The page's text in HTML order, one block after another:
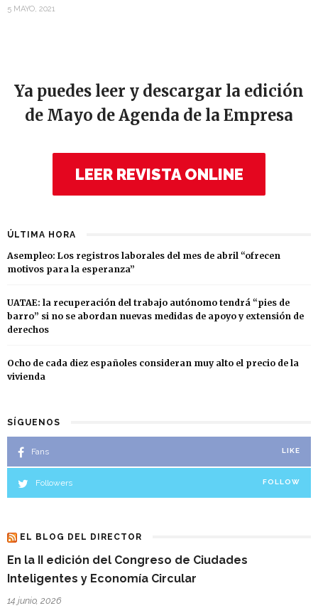
5 MAYO, 2021
Ya puedes leer y descargar la edición
de Mayo de Agenda de la Empresa
LEER REVISTA ONLINE
ÚLTIMA HORA
Asempleo: Los registros laborales del mes de abril “ofrecen
motivos para la esperanza”
UATAE: la recuperación del trabajo autónomo tendrá “pies de
barro” si no se abordan nuevas medidas de apoyo y extensión de
derechos
Ocho de cada diez españoles consideran muy alto el precio de la
vivienda
SÍGUENOS
Fans LIKE
Followers FOLLOW
EL BLOG DEL DIRECTOR
En la II edición del Congreso de Ciudades
Inteligentes y Economía Circular
14 junio, 2026